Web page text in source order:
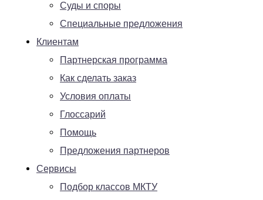
Суды и споры
Специальные предложения
Клиентам
Партнерская программа
Как сделать заказ
Условия оплаты
Глоссарий
Помощь
Предложения партнеров
Сервисы
Подбор классов МКТУ